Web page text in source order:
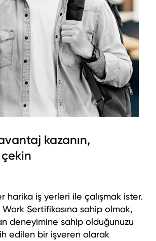
kazanın,
harika iş yerleri ile çalışmak ister.
Sertifikasına sahip olmak,
deneyimine sahip olduğunuzu
edilen bir işveren olarak